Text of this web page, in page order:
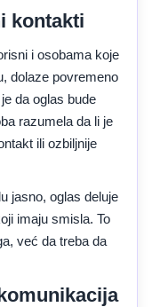
kontakti
i osobama koje
dolaze povremeno
da oglas bude
razumela da li je
ili ozbiljnije
jasno, oglas deluje
imaju smisla. To
već da treba da